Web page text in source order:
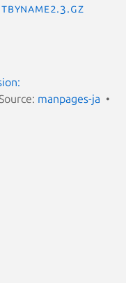
Source: manpages-ja